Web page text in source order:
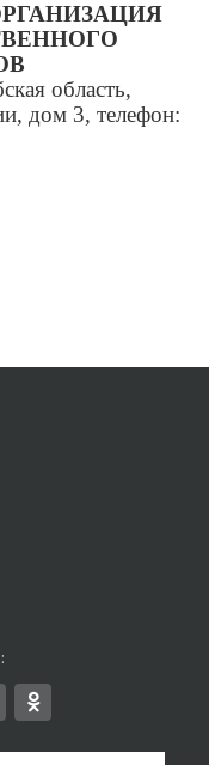
область,
дом 3, телефон: